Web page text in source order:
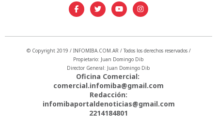
© Copyright 2019 / INFOMIBA.COM.AR / Todos los derechos reservados /
Propietario: Juan Domingo Dib
Director General: Juan Domingo Dib
Oficina Comercial:
comercial.infomiba@gmail.com
Redacción:
infomibaportaldenoticias@gmail.com
2214184801